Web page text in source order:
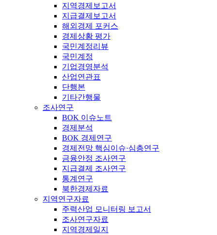
지역경제보고서
지급결제보고서
해외경제 포커스
경제상황 평가
국민계정리뷰
국민계정
기업경영분석
산업연관표
단행본
기타간행물
조사연구
BOK 이슈노트
경제분석
BOK 경제연구
경제전망 핵심이슈·심층연구
금융안정 조사연구
지급결제 조사연구
통계연구
북한경제자료
지역연구자료
주력산업 모니터링 보고서
조사연구자료
지역경제일지